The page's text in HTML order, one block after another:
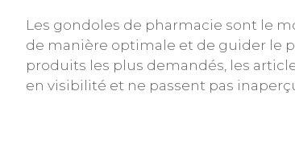
Les gondoles de pharmacie sont le
de manière optimale et de guider le
produits les plus demandés, les
en visibilité et ne passent pas